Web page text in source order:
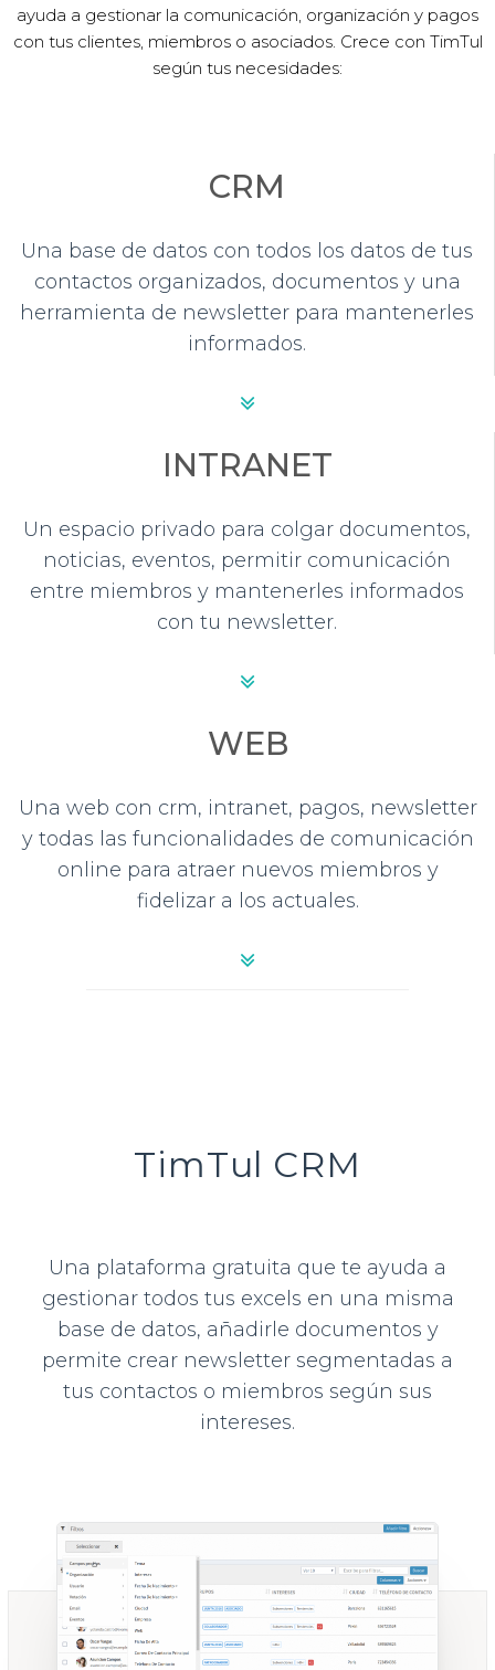
ayuda a gestionar la comunicación, organización y pagos
con tus clientes, miembros o asociados. Crece con TimTul
según tus necesidades:
CRM
Una base de datos con todos los datos de tus
contactos organizados, documentos y una
herramienta de newsletter para mantenerles
informados.
INTRANET
Un espacio privado para colgar documentos,
noticias, eventos, permitir comunicación
entre miembros y mantenerles informados
con tu newsletter.
WEB
Una web con crm, intranet, pagos, newsletter
y todas las funcionalidades de comunicación
online para atraer nuevos miembros y
fidelizar a los actuales.
TimTul CRM
Una plataforma gratuita que te ayuda a
gestionar todos tus excels en una misma
base de datos, añadirle documentos y
permite crear newsletter segmentadas a
tus contactos o miembros según sus
intereses.